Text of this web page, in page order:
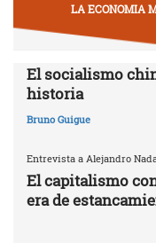
LA ECONOMIA
El socialismo
historia
Bruno Guigue
Entrevista a Alejandro
El capitalismo
era de